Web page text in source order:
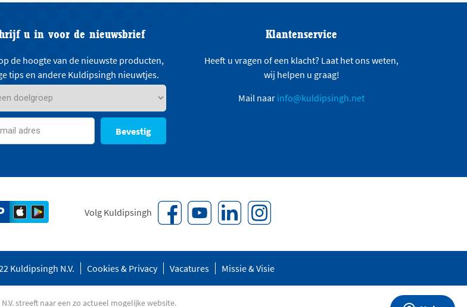
u in voor de nieuwsbrief
de hoogte van de nieuwste producten,
tips en andere Kuldipsingh nieuwtjes.
Bevestig
Klantenservice
Heeft u vragen of een klacht? Laat het ons weten,
wij helpen u graag!
Mail naar info@kuldipsingh.net
Volg Kuldipsingh
Kuldipsingh N.V. Cookies & Privacy Vacatures Missie & Visie
streeft naar een zo actueel mogelijke website.